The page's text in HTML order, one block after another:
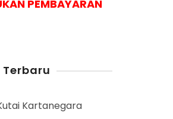
PEMBAYARAN
Kartanegara